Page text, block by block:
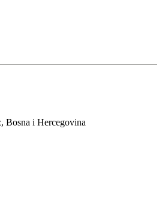
Bosna i Hercegovina